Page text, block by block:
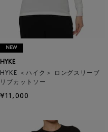
NEW
HYKE
HYKE ＜ハイク＞ ロングスリーブ
リブカットソー
¥11,000